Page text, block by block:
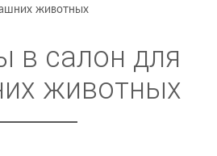
животных
в салон для
животных